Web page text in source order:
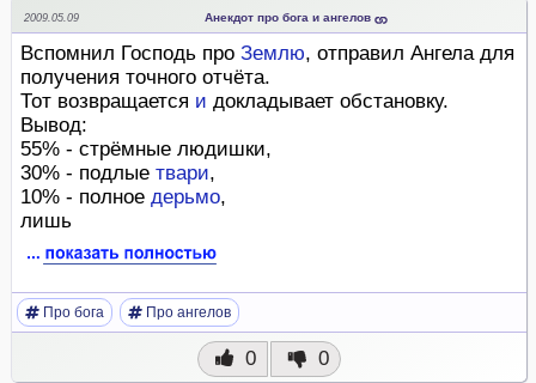
2009.05.09 Анекдот про бога и ангелов
Вспомнил Господь про Землю, отправил Ангела для
получения точного отчёта.
Тот возвращается и докладывает обстановку.
Вывод:
55% - стрёмные людишки,
30% - подлые твари,
10% - полное дерьмо,
лишь
Про бога Про ангелов
0 0